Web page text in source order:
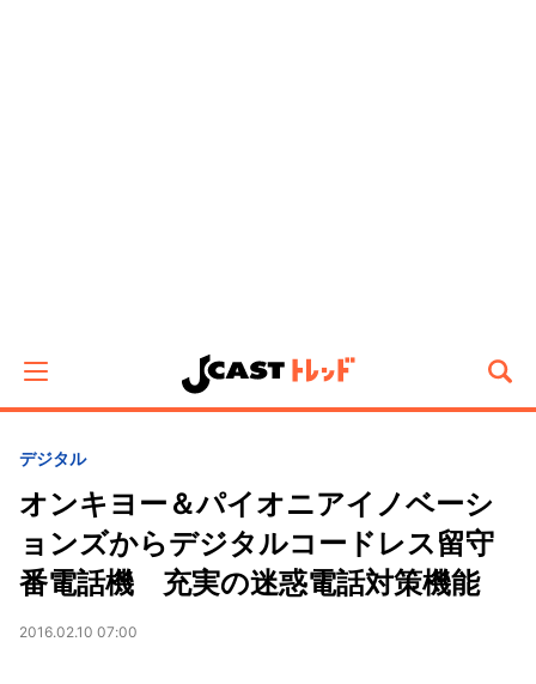
デジタル
オンキヨー＆パイオニアイノベーシ
ョンズからデジタルコードレス留守
番電話機 充実の迷惑電話対策機能
2016.02.10 07:00